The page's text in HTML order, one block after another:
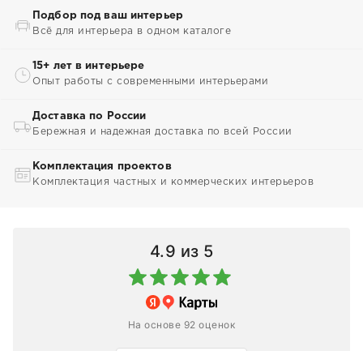
Подбор под ваш интерьер
Всё для интерьера в одном каталоге
15+ лет в интерьере
Опыт работы с современными интерьерами
Доставка по России
Бережная и надежная доставка по всей России
Комплектация проектов
Комплектация частных и коммерческих интерьеров
4.9 из 5
На основе 92 оценок